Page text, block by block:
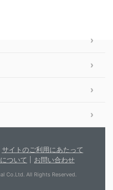
サイトのご利用にあたって
ついて
お問い合わせ
Co.Ltd. All Rights Reserved.